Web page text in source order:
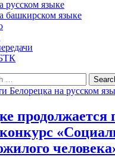
русском языке
башкирском языке
Белорецка на русском
продолжается